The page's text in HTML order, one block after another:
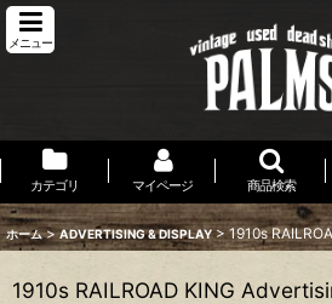
メニュー
カテゴリ マイページ 商品検索
ホーム > ADVERTISING & DISPLAY > 1910s
1910s RAILROAD KING